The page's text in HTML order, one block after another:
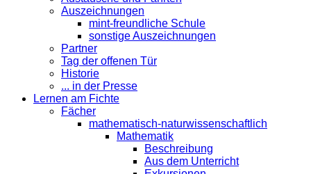
Auszeichnungen
mint-freundliche Schule
sonstige Auszeichnungen
Partner
Tag der offenen Tür
Historie
... in der Presse
Lernen am Fichte
Fächer
mathematisch-naturwissenschaftlich
Mathematik
Beschreibung
Aus dem Unterricht